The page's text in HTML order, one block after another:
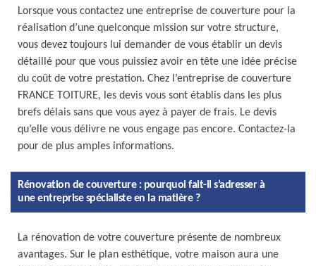
Lorsque vous contactez une entreprise de couverture pour la
réalisation d’une quelconque mission sur votre structure,
vous devez toujours lui demander de vous établir un devis
détaillé pour que vous puissiez avoir en tête une idée précise
du coût de votre prestation. Chez l’entreprise de couverture
FRANCE TOITURE, les devis vous sont établis dans les plus
brefs délais sans que vous ayez à payer de frais. Le devis
qu’elle vous délivre ne vous engage pas encore. Contactez-la
pour de plus amples informations.
Rénovation de couverture : pourquoi fait-il s’adresser à
une entreprise spécialiste en la matière ?
La rénovation de votre couverture présente de nombreux
avantages. Sur le plan esthétique, votre maison aura une